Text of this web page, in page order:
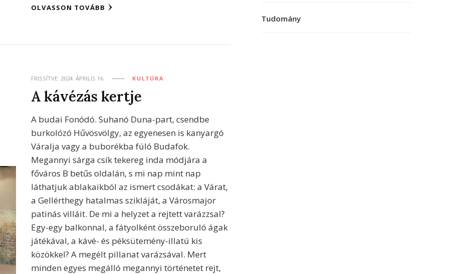
OLVASSON TOVÁBB
FRISSÍTVE: 2024. ÁPRILIS 16. KULTÚRA
A kávézás kertje
A budai Fonódó. Suhanó Duna-part, csendbe
burkolózó Hűvösvölgy, az egyenesen is kanyargó
Váralja vagy a buborékba fúló Budafok.
Megannyi sárga csík tekereg inda módjára a
főváros B betűs oldalán, s mi nap mint nap
láthatjuk ablakaikból az ismert csodákat: a Várat,
a Gellérthegy hatalmas szikláját, a Városmajor
patinás villáit. De mi a helyzet a rejtett varázzsal?
Egy-egy balkonnal, a fátyolként összeboruló ágak
játékával, a kávé- és péksütemény-illatú kis
közökkel? A megélt pillanat varázsával. Mert
minden egyes megálló megannyi történetet rejt,
Tudomány